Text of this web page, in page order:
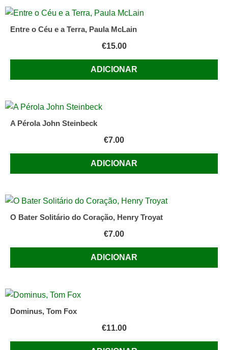
Entre o Céu e a Terra, Paula McLain
€15.00
ADICIONAR
A Pérola John Steinbeck
€7.00
ADICIONAR
O Bater Solitário do Coração, Henry Troyat
€7.00
ADICIONAR
Dominus, Tom Fox
€11.00